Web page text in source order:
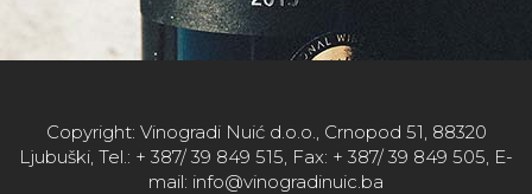
Copyright: Vinogradi Nuić d.o.o., Crnopod 51, 88320
Ljubuški, Tel.: + 387/ 39 849 515, Fax: + 387/ 39 849 505, E-
mail: info@vinogradinuic.ba